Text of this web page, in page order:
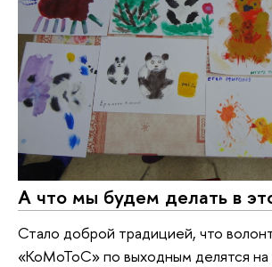
А что мы будем делать в
Стало доброй традицией, что
«КоМоТоС» по выходным делятся на